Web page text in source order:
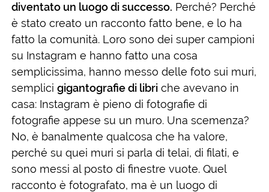
diventato un luogo di successo. Perché? Perché
è stato creato un racconto fatto bene, e lo ha
fatto la comunità. Loro sono dei super campioni
su Instagram e hanno fatto una cosa
semplicissima, hanno messo delle foto sui muri,
semplici gigantografie di libriche avevano in
casa: Instagram è pieno di fotografie di
fotografie appese su un muro. Una scemenza?
No, è banalmente qualcosa che ha valore,
perché su quei muri si parla di telai, di filati, e
sono messi al posto di finestre vuote. Quel
racconto è fotografato, ma è un luogo di